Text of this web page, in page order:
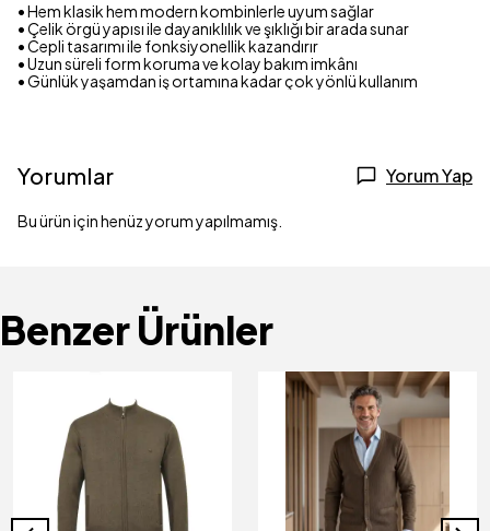
• Hem klasik hem modern kombinlerle uyum sağlar
• Çelik örgü yapısı ile dayanıklılık ve şıklığı bir arada sunar
• Cepli tasarımı ile fonksiyonellik kazandırır
• Uzun süreli form koruma ve kolay bakım imkânı
• Günlük yaşamdan iş ortamına kadar çok yönlü kullanım
Yorumlar Yorum Yap
Bu ürün için henüz yorum yapılmamış.
Benzer Ürünler